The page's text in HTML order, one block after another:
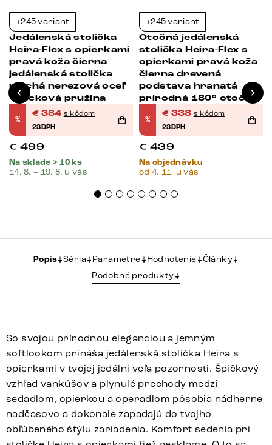
+245 variant
Jedálenská stolička
Heira-Flex s opierkami
pravá koža čierna
jedálenská stolička
plochá nerezová oceľ
vrecková pružina
%
€ 384 s kódom
23DPH
€ 499
Na sklade > 10 ks
14. 8. – 19. 8. u vás
+245 variant
Otočná jedálenská
stolička Heira-Flex s
opierkami pravá koža
čierna drevená
podstava hranatá
prírodná 180° otočná
vrecková pružina
%
€ 338 s kódom
23DPH
€ 439
Na objednávku
od 4. 11. u vás
Popis Séria Parametre Hodnotenie
Články
Podobné produkty
So svojou prírodnou eleganciou a jemným
softlookom prináša jedálenská stolička Heira s
opierkami v tvojej jedálni veľa pozornosti. Špičkový
vzhľad vankúšov a plynulé prechody medzi
sedadlom, opierkou a operadlom pôsobia nádherne
nadčasovo a dokonale zapadajú do tvojho
obľúbeného štýlu zariadenia. Komfort sedenia pri